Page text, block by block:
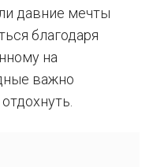
давние мечты
благодаря
на
важно